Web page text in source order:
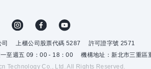
上櫃公司股票代碼 5287
許可證字號 2571
至週五 09：00 - 18：00
機構地址：新北市三重
Technology Co., Ltd. All Rights Reserved.